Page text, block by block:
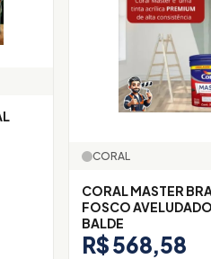
CORAL
CORAL MASTER
FOSCO
BALDE
R$ 568,58